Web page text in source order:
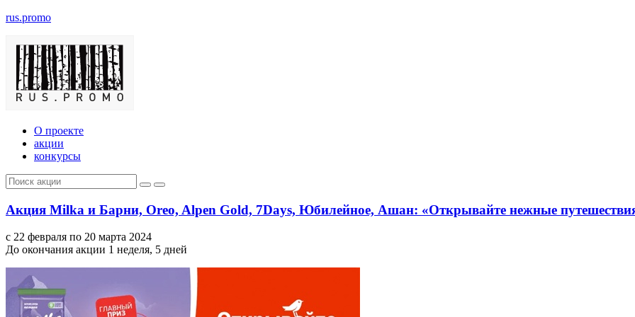
rus.promo
О проекте
акции
конкурсы
Акция Milka и Барни, Oreo, Alpen Gold, 7Days, Юбилейное, Ашан: «Открывайте нежные
с 22 февраля по 20 марта 2024
До окончания акции 1 неделя, 5 дней